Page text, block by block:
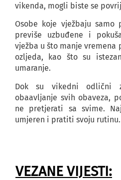
vikenda, mogli biste se
Osobe koje vježbaju samo
previše uzbuđene i
vježba u što manje vremena
ozljeda, kao što su
umaranje.
Dok su vikedni odlični
obaavljanje svih obaveza,
ne pretjerati sa svime.
umjeren i pratiti svoju rutinu.
VEZANE VIJESTI: